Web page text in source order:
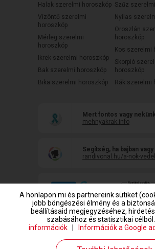
Halak szerelmi horoszkóp
Vízöntő szerelmi
horoszkóp
Mérleg szerelmi
horoszkóp
Ikrek szerelmi horoszkóp
Bak szerelmi horoszkóp
Bika szerelmi horoszkóp
Szűz
Nyilas
Oroszlán
horoszkóp
Kos szerelmi
Skorpió
horoszkóp
Rák szerelmi
Mert fontos vagy nekünk
mehnyakrak.info
Segítség, ha bajban vagy
randivonal.hu/a-nok-
www.randivonal.hu © Copyright 1999-2026
A honlapon mi és partnereink sütiket
jobb böngészési élmény és a
beállításaid megjegyzéséhez,
szabásához és statisztikai célból.
információk
Információk a Google